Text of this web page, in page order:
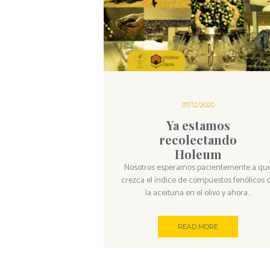
07/12/2020
Ya estamos
recolectando
Holeum
Nosotros esperamos pacientemente a
crezca el índice de compuestos fenólicos
la aceituna en el olivo y ahora...
READ MORE